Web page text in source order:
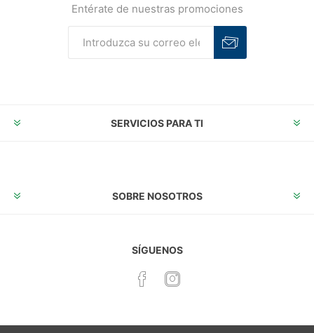
Entérate de nuestras promociones
SERVICIOS PARA TI
SOBRE NOSOTROS
SÍGUENOS